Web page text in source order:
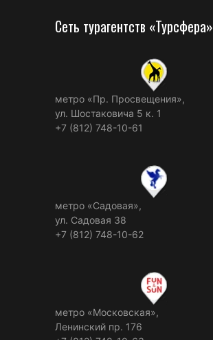
Сеть турагентств «Турсфера»
метро «Пр. Просвещения»,
ул. Шостаковича 5 к. 1
+7 (812) 748-10-61
метро «Садовая»,
ул. Садовая 38
+7 (812) 748-10-62
метро «Московская»,
Ленинский пр. 176